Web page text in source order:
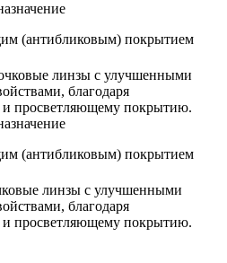
(антибликовым) покрытием
линзы с улучшенными
благодаря
просветляющему покрытию.
(антибликовым) покрытием
линзы с улучшенными
благодаря
просветляющему покрытию.